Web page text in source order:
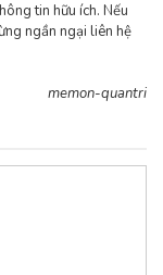
tin hữu ích. Nếu
ngần ngại liên hệ
memon-quantri